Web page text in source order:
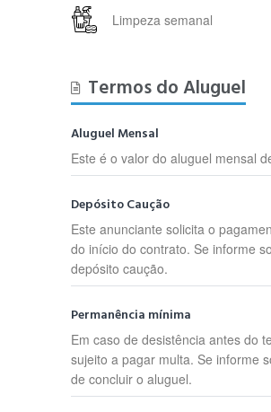
Limpeza semanal
Termos do Aluguel
Aluguel Mensal
Este é o valor do aluguel mensal
Depósito Caução
Este anunciante solicita o
do início do contrato. Se informe
depósito caução.
Permanência mínima
Em caso de desistência antes do
sujeito a pagar multa. Se informe
de concluir o aluguel.